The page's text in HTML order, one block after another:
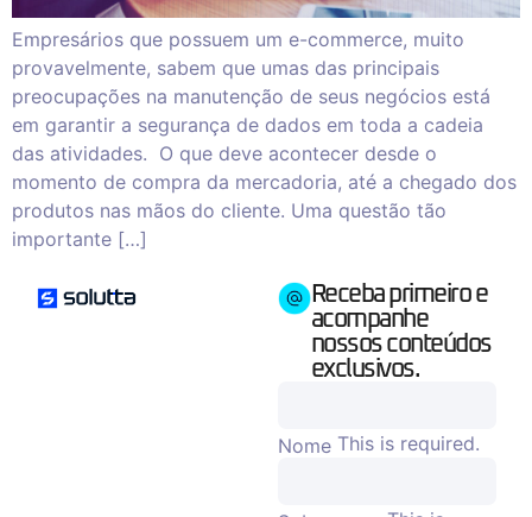
Empresários que possuem um e-commerce, muito
provavelmente, sabem que umas das principais
preocupações na manutenção de seus negócios está
em garantir a segurança de dados em toda a cadeia
das atividades. O que deve acontecer desde o
momento de compra da mercadoria, até a chegado dos
produtos nas mãos do cliente. Uma questão tão
importante […]
Receba primeiro e
acompanhe
nossos conteúdos
exclusivos.
Nome This is required.